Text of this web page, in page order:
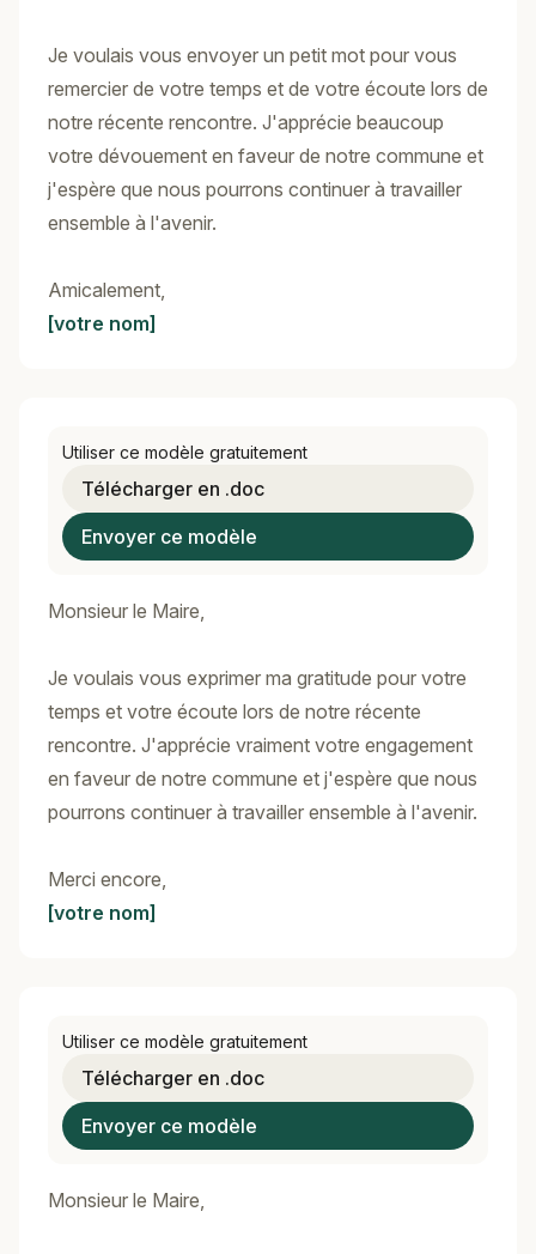
Je voulais vous envoyer un petit mot pour vous
remercier de votre temps et de votre écoute lors de
notre récente rencontre. J'apprécie beaucoup
votre dévouement en faveur de notre commune et
j'espère que nous pourrons continuer à travailler
ensemble à l'avenir.
Amicalement,
[votre nom]
Utiliser ce modèle gratuitement
Télécharger en .doc
Envoyer ce modèle
Monsieur le Maire,
Je voulais vous exprimer ma gratitude pour votre
temps et votre écoute lors de notre récente
rencontre. J'apprécie vraiment votre engagement
en faveur de notre commune et j'espère que nous
pourrons continuer à travailler ensemble à l'avenir.
Merci encore,
[votre nom]
Utiliser ce modèle gratuitement
Télécharger en .doc
Envoyer ce modèle
Monsieur le Maire,